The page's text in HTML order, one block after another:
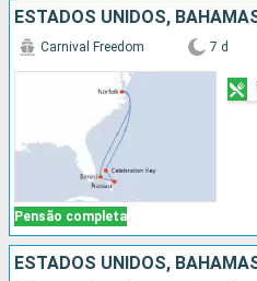
ESTADOS UNIDOS,
Pensão completa
Carnival Freedom 7 d
ESTADOS UNIDOS,